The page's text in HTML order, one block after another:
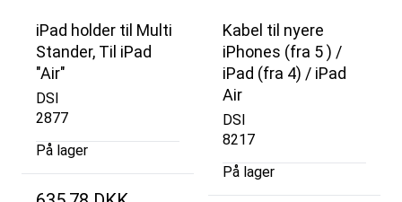
iPad holder til Multi
Stander, Til iPad
"Air"
DSI
2877
På lager
Kabel til nyere
iPhones (fra 5 ) /
iPad (fra 4) / iPad
Air
DSI
8217
På lager